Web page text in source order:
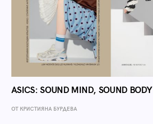
ASICS: SOUND MIND, SOUND BODY
ОТ КРИСТИЯНА БУРДЕВА